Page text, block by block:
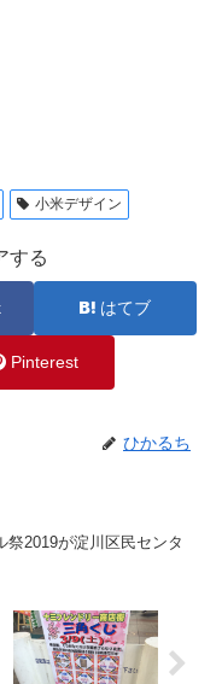
小米デザイン
する
はてブ
Pinterest
ひかるち
祭2019が淀川区民センタ